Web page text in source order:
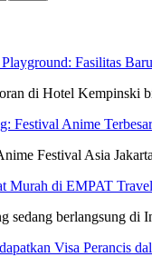
Fasilitas
di Hotel Kempinski
Festival Anime
Festival Asia
Murah di EMPAT
sedang berlangsung di
Visa Perancis